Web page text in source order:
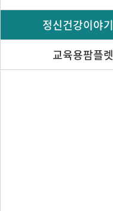
정신건강이야기
교육용팜플렛